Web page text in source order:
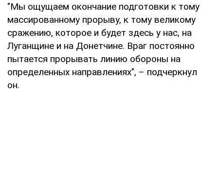
"Мы ощущаем окончание подготовки к тому
массированному прорыву, к тому великому
сражению, которое и будет здесь у нас, на
Луганщине и на Донетчине. Враг постоянно
пытается прорывать линию обороны на
определенных направлениях", – подчеркнул
он.